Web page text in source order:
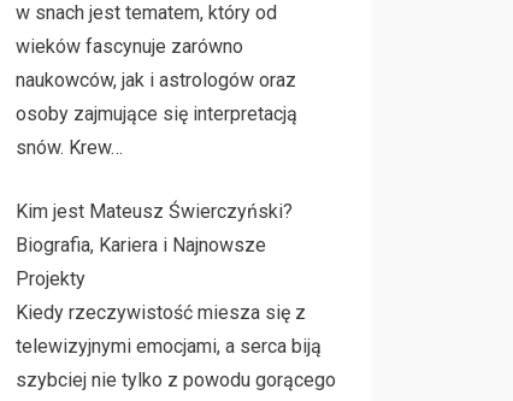
w snach jest tematem, który od
wieków fascynuje zarówno
naukowców, jak i astrologów oraz
osoby zajmujące się interpretacją
snów. Krew…
Kim jest Mateusz Świerczyński?
Biografia, Kariera i Najnowsze
Projekty
Kiedy rzeczywistość miesza się z
telewizyjnymi emocjami, a serca biją
szybciej nie tylko z powodu gorącego